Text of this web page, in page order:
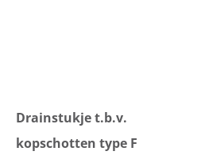
Drainstukje t.b.v.
kopschotten type F